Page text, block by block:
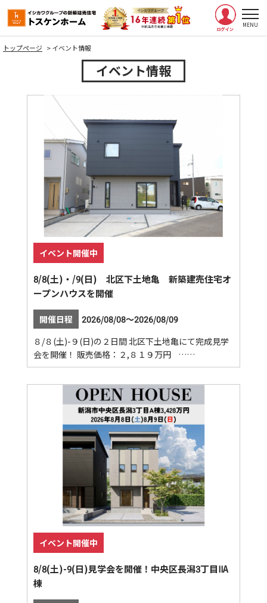
トップページ >イベント情報
イベント情報
イベント開催中
8/8(土)・/9(日) 北区下土地亀 新築建売住宅オ
ープンハウスを開催
開催日程
2026/08/08～2026/08/09
８/８(土)-９(日)の２日間 北区下土地亀にて完成見学
会を開催！ 販売価格：２,８１９万円 ……
イベント開催中
8/8(土)-9(日)見学会を開催！中央区長潟3丁目ⅡA
棟